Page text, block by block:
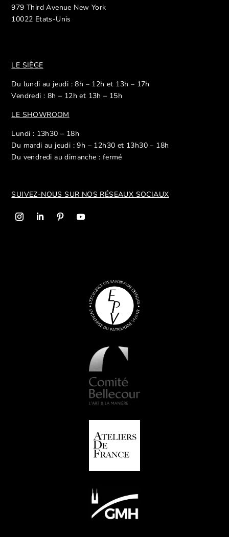
979 Third Avenue New York
10022 Etats-Unis
LE SIÈGE
Du lundi au jeudi : 8h – 12h et 13h – 17h
Vendredi : 8h – 12h et 13h – 15h
LE SHOWROOM
Lundi : 13h30 – 18h
Du mardi au jeudi : 9h – 12h30 et 13h30 – 18h
Du vendredi au dimanche : fermé
SUIVEZ-NOUS SUR NOS RÉSEAUX SOCIAUX